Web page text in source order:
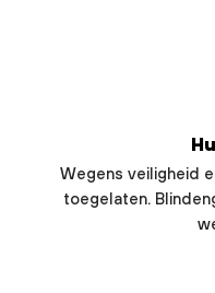
Wegens veiligheid
toegelaten.